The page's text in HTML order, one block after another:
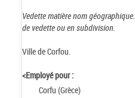
Vedette matière nom géographique.
de vedette ou en subdivision.
Ville de Corfou.
<Employé pour :
Corfu (Grèce)